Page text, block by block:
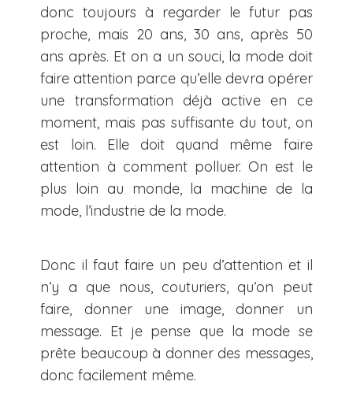
donc toujours à regarder le futur pas
proche, mais 20 ans, 30 ans, après 50
ans après. Et on a un souci, la mode doit
faire attention parce qu’elle devra opérer
une transformation déjà active en ce
moment, mais pas suffisante du tout, on
est loin. Elle doit quand même faire
attention à comment polluer. On est le
plus loin au monde, la machine de la
mode, l’industrie de la mode.
Donc il faut faire un peu d’attention et il
n’y a que nous, couturiers, qu’on peut
faire, donner une image, donner un
message. Et je pense que la mode se
prête beaucoup à donner des messages,
donc facilement même.